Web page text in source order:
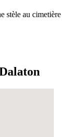
stèle au cimetière